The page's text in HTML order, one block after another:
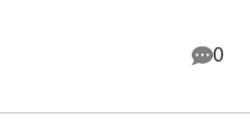
0